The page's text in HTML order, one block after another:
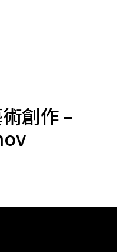
創作 –